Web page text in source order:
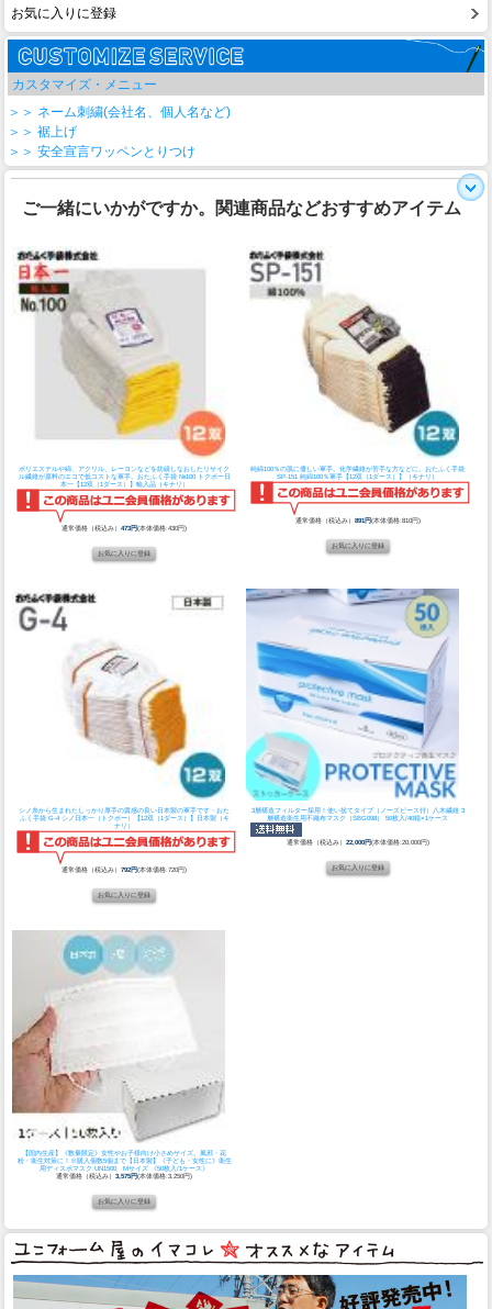
お気に入りに登録
カスタマイズ・メニュー
＞＞ ネーム刺繍(会社名、個人名など)
＞＞ 裾上げ
＞＞ 安全宣言ワッペンとりつけ
ご一緒にいかがですか。関連商品などおすすめアイテム
ポリエステルや綿、アクリル、レーヨンなどを紡績しなおしたリサイク
ル繊維が原料のエコで低コストな軍手。
おたふく手袋 №100 トクボー日
本一【12双（1ダース）】輸入品（キナリ）
通常価格（税込み）473円(本体価格:430円)
純綿100％の肌に優しい軍手。化学繊維が苦手な方などに。 おたふく手袋
SP-151 純綿100％軍手【12双（1ダース）】（キナリ）
通常価格（税込み） 891円(本体価格:810円)
シノ糸から生まれたしっかり厚手の質感の良い日本製の軍手です・おた
ふく手袋 G-4 シノ日本一（トクボー）【12双（1ダース）】日本製（キ
ナリ）
通常価格（税込み）792円(本体価格:720円)
3層構造フィルター採用！使い捨てタイプ（ノーズピース付）
八木繊維 3
層構造衛生用不織布マスク（SBG098） 50枚入/40箱×1ケース
通常価格（税込み） 22,000円(本体価格:20,000円)
【国内生産】《数量限定》女性やお子様向け小さめサイズ。風邪・花
粉・衛生対策に！※購入個数5個まで【日本製】《子ども・女性に》衛生
用ディスポマスク UN1500 Mサイズ 《50枚入/1ケース》
通常価格（税込み）3,575円(本体価格:3,250円)